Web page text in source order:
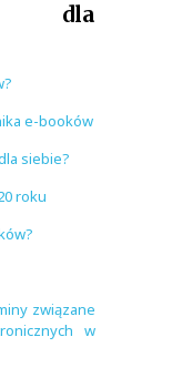
dla
e-booków
siebie?
roku
związane
w